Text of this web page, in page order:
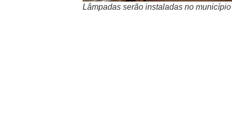
Lâmpadas serão instaladas no